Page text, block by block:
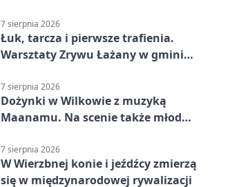
7 sierpnia 2026
Łuk, tarcza i pierwsze trafienia.
Warsztaty Zrywu Łażany w gminie
7 sierpnia 2026
Dożynki w Wilkowie z muzyką
Maanamu. Na scenie także młode
7 sierpnia 2026
W Wierzbnej konie i jeźdźcy zmierzą
się w międzynarodowej rywalizacji